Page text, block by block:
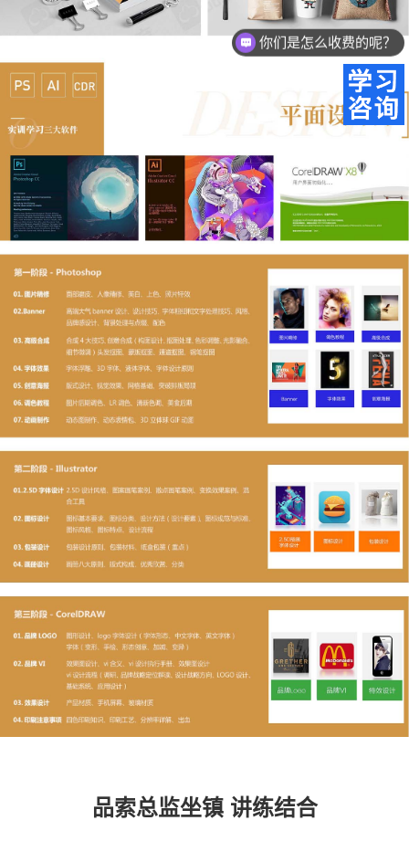
品索总监坐镇 讲练结合
你们是怎么收费的呢？